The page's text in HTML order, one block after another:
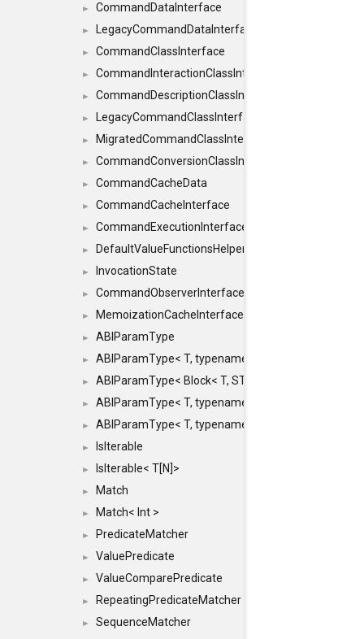
► CommandDataInterface
► LegacyCommandDataInterface
► CommandClassInterface
► CommandInteractionClassInterface
► CommandDescriptionClassInterface
► LegacyCommandClassInterface
► MigratedCommandClassInterface
► CommandConversionClassInterface
► CommandCacheData
► CommandCacheInterface
► CommandExecutionInterface
► DefaultValueFunctionsHelper< const Result<
► InvocationState
► CommandObserverInterface
► MemoizationCacheInterface
► ABIParamType
► ABIParamType< T, typename std::enable_if<
► ABIParamType< Block< T, STRIDED, MOVE > >
► ABIParamType< T, typename std::enable_if<
► ABIParamType< T, typename std::enable_if<
► IsIterable
► IsIterable< T[N]>
► Match
► Match< Int >
► PredicateMatcher
► ValuePredicate
► ValueComparePredicate
► RepeatingPredicateMatcher
►
SequenceMatcher